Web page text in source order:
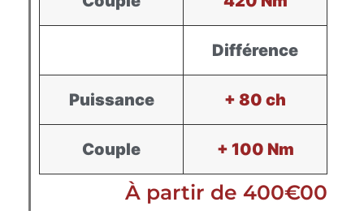
Différence
Puissance + 80 ch
Couple + 100 Nm
À partir de 400€00